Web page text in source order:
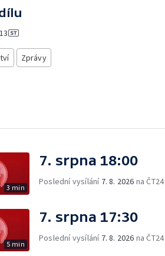
Zprávy
3 min
7. srpna 18:00
Poslední vysílání 7. 8. 2026 na ČT24
5 min
7. srpna 17:30
Poslední vysílání 7. 8. 2026 na ČT24